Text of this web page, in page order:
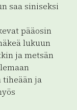
saa siniseksi
pääosin
lukuun
ja metsän
tiheään ja